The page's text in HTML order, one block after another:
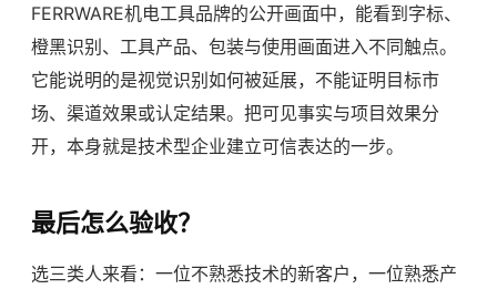
FERRWARE机电工具品牌的公开画面中，能看到字标、
橙黑识别、工具产品、包装与使用画面进入不同触点。
它能说明的是视觉识别如何被延展，不能证明目标市
场、渠道效果或认定结果。把可见事实与项目效果分
开，本身就是技术型企业建立可信表达的一步。
最后怎么验收？
选三类人来看：一位不熟悉技术的新客户，一位熟悉产